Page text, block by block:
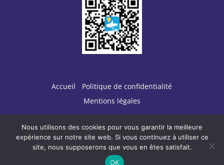
Accueil
Politique de confidentialité
Mentions légales
Conception :TERRE DE PIXELS
Nous utilisons des cookies pour vous garantir la meilleure
expérience sur notre site web. Si vous continuez à utiliser ce
site, nous supposerons que vous en êtes satisfait.
OK